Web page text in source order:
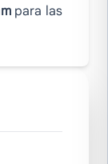
para las